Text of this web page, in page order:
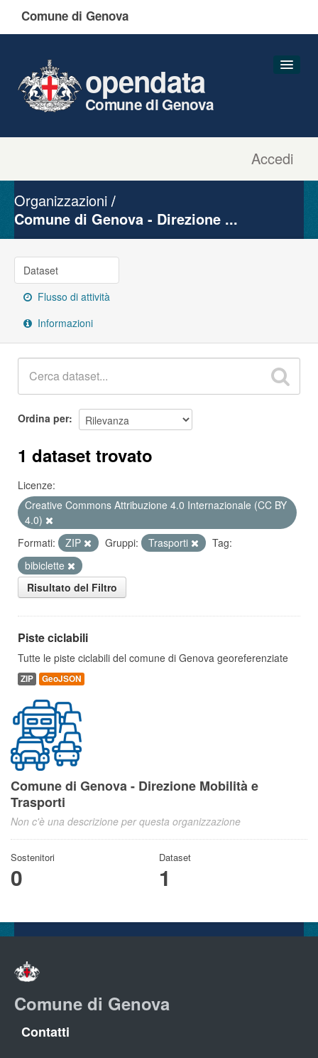
Comune di Genova
Accedi
opendata
Comune di Genova
Gruppi
Organizzazioni
Comune di Genova - Direzione ...
Dataset
Flusso di attività
Informazioni
Ordina per
1 dataset trovato
Licenze:
Creative Commons Attribuzione 4.0 Internazionale (CC BY
4.0)
Formati:
ZIP Gruppi: Trasporti
Tag:
bibiclette
Risultato del Filtro
Piste ciclabili
Tutte le piste ciclabili del comune di Genova georeferenziate
ZIP GeoJSON
Comune di Genova - Direzione Mobilità e
Trasporti
Non c'è una descrizione per questa organizzazione
Sostenitori
0
Dataset
1
Comune di Genova
Contatti